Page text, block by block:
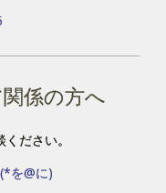
係の方へ
ださい。
を@に)